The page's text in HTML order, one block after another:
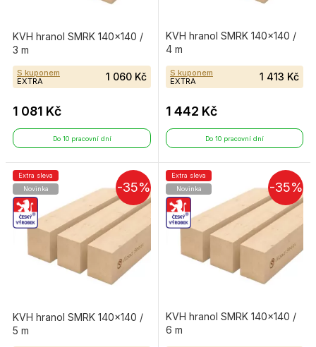
KVH hranol SMRK 140×140 /
3 m
S kuponem
EXTRA
1 060 Kč
1 081 Kč
Do 10 pracovní dní
KVH hranol SMRK 140×140 /
4 m
S kuponem
EXTRA
1 413 Kč
1 442 Kč
Do 10 pracovní dní
-35%
Extra sleva
Novinka
KVH hranol SMRK 140×140 /
5 m
-35%
Extra sleva
Novinka
KVH hranol SMRK 140×140 /
6 m